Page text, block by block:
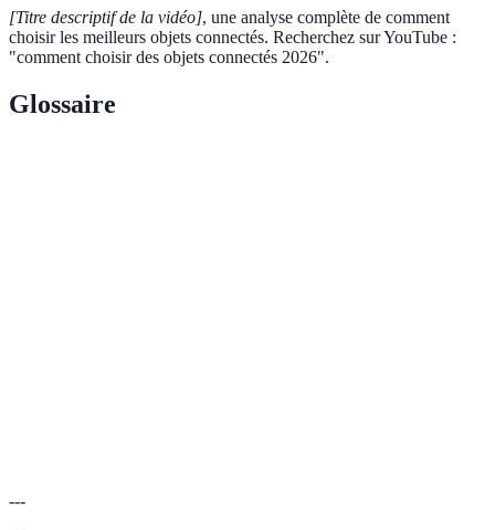
[Titre descriptif de la vidéo], une analyse complète de comment
choisir les meilleurs objets connectés. Recherchez sur YouTube :
"comment choisir des objets connectés 2026".
Glossaire
---